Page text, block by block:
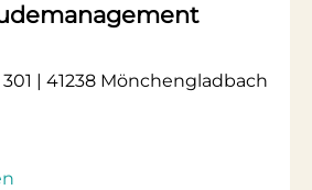
| 41238 Mönchengladbach